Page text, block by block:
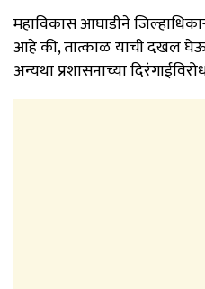
महाविकास आघाडीने
आहे की, तात्काळ याची दखल
अन्यथा प्रशासनाच्या